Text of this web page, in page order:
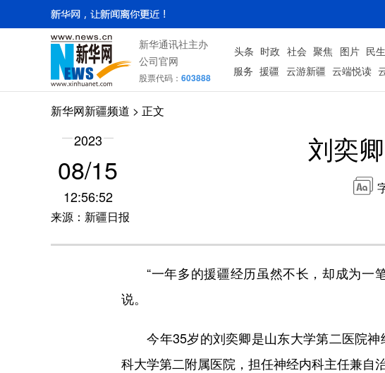
新华通讯社主办
公司官网
股票代码： 603888
头条 时政 社会 聚焦 图片 民生
服务 援疆 云游新疆 云端悦读
新华网新疆频道 > 正文
2023
08/15
12:56:52
来源：新疆日报
刘奕
“一年多的援疆经历虽然不长，却成为一
说。
今年35岁的刘奕卿是山东大学第二医院神
科大学第二附属医院，担任神经内科主任兼自